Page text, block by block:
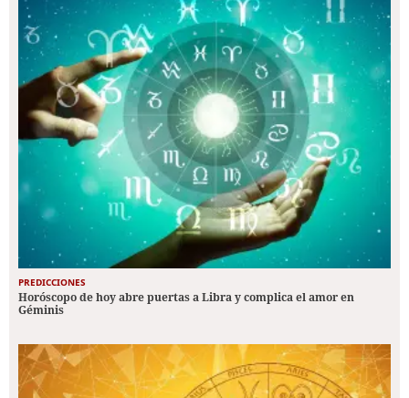
PREDICCIONES
Horóscopo de hoy abre puertas a Libra y complica el amor en
Géminis